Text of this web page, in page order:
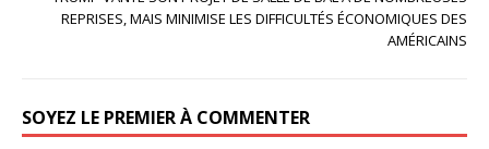
REPRISES, MAIS MINIMISE LES DIFFICULTÉS ÉCONOMIQUES DES
AMÉRICAINS
SOYEZ LE PREMIER À COMMENTER